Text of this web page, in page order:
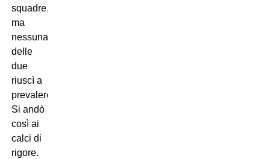
squadre,
ma
nessuna
delle
due
riuscì a
prevalere.
Si andò
così ai
calci di
rigore.